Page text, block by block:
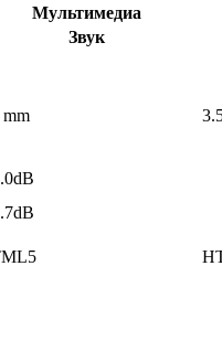
Мультимедиа
Звук
mm